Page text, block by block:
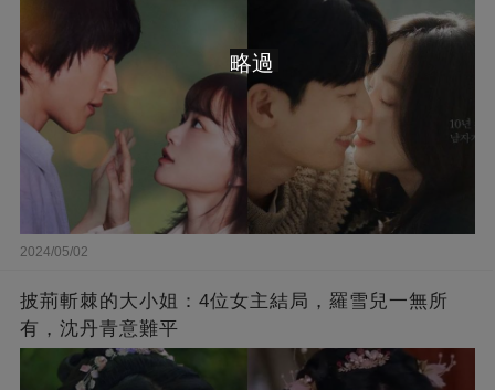
2024/05/02
披荊斬棘的大小姐：4位女主結局，羅雪兒一無所
有，沈丹青意難平
略過